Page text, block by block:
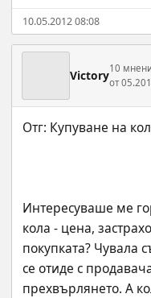
10.05.2012 08:08
Victory10
от
Интересуваше ме
кола - цена,
покупката? Чувала
се отиде с
прехвърлянето. А